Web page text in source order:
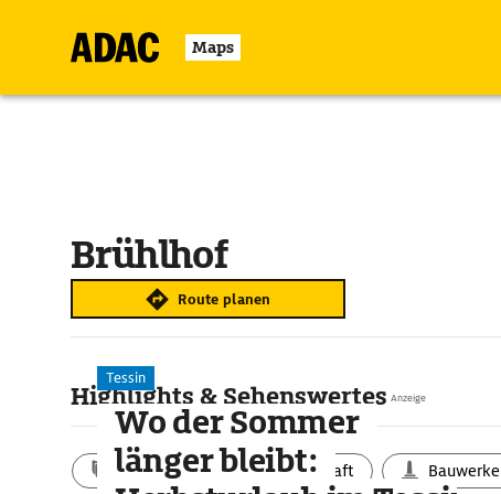
Maps
Brühlhof
Route planen
Highlights & Sehenswertes
Aktivitäten Landschaft Bauwerke
Anzeige
Tessin
Wo der Sommer
länger bleibt: